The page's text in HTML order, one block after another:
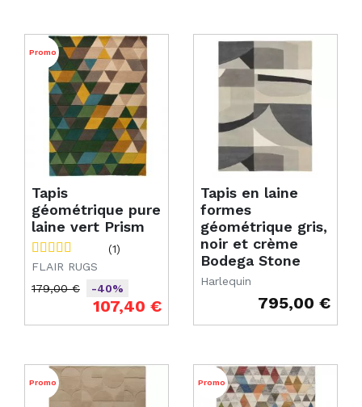
Tapis
géométrique pure
laine vert Prism
(1)
FLAIR RUGS
Prix de base
179,00 €
-40%
107,40 €
Promo
Tapis en laine
formes
géométrique gris,
noir et crème
Bodega Stone
Harlequin
795,00 €
Promo Promo